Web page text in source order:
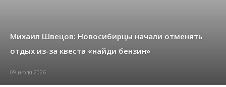
Михаил Швецов: Новосибирцы начали отменять
отдых из-за квеста «найди бензин»
09 июля 2026